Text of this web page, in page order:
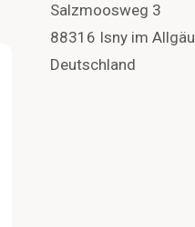
Salzmoosweg 3
88316 Isny im Allgäu
Deutschland